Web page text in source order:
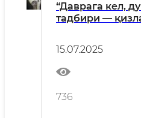
“Даврага кел,
тадбири —
15.07.2025
736